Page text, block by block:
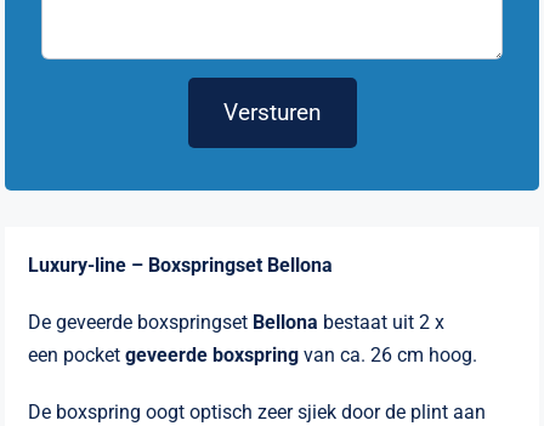
Versturen
Luxury-line – Boxspringset Bellona
De geveerde boxspringset Bellona bestaat uit 2 x
een pocketgeveerde boxspring van ca. 26 cm hoog.
De boxspring oogt optisch zeer sjiek door de plint aan